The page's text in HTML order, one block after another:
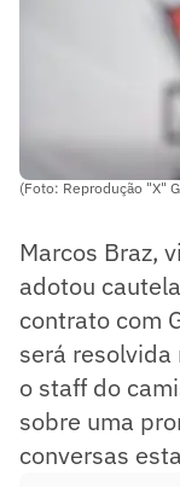
(Foto: Reprodução "X"
Marcos Braz,
adotou
contrato com
será resolvida
o staff do
sobre uma
conversas